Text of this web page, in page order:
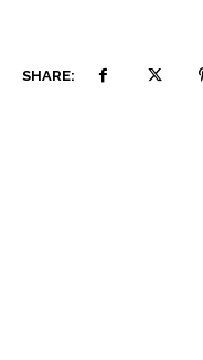
SHARE: